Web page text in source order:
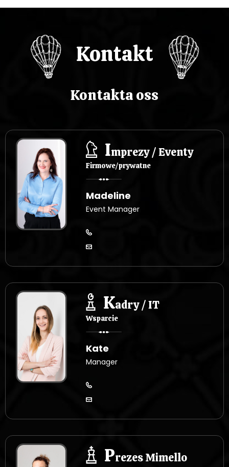
Kontakt
Kontakta oss
Imprezy / Eventy
Firmowe/prywatne
Madeline
Event Manager
Kadry / IT
Wsparcie
Kate
Manager
Prezes Mimello